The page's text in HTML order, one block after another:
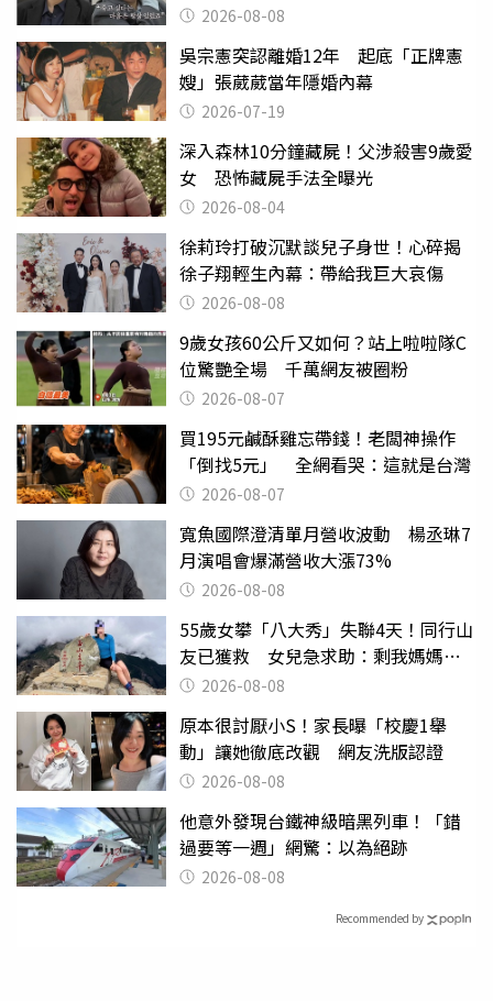
2026-08-08
吳宗憲突認離婚12年 起底「正牌憲
嫂」張葳葳當年隱婚內幕
2026-07-19
深入森林10分鐘藏屍！父涉殺害9歲愛
女 恐怖藏屍手法全曝光
2026-08-04
徐莉玲打破沉默談兒子身世！心碎揭
徐子翔輕生內幕：帶給我巨大哀傷
2026-08-08
9歲女孩60公斤又如何？站上啦啦隊C
位驚艷全場 千萬網友被圈粉
2026-08-07
買195元鹹酥雞忘帶錢！老闆神操作
「倒找5元」 全網看哭：這就是台灣
2026-08-07
寬魚國際澄清單月營收波動 楊丞琳7
月演唱會爆滿營收大漲73%
2026-08-08
55歲女攀「八大秀」失聯4天！同行山
友已獲救 女兒急求助：剩我媽媽還
沒找到
2026-08-08
原本很討厭小S！家長曝「校慶1舉
動」讓她徹底改觀 網友洗版認證
2026-08-08
他意外發現台鐵神級暗黑列車！「錯
過要等一週」網驚：以為絕跡
2026-08-08
Recommended by